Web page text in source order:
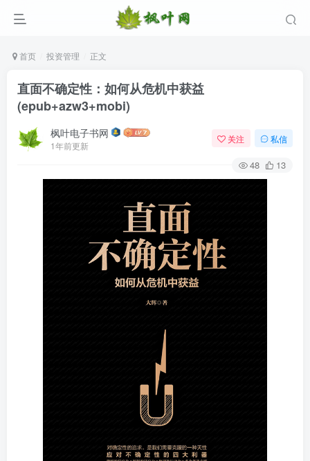
首页 投资管理 正文
直面不确定性：如何从危机中获益
(epub+azw3+mobi)
枫叶电子书网
1年前更新
关注 私信
48 13